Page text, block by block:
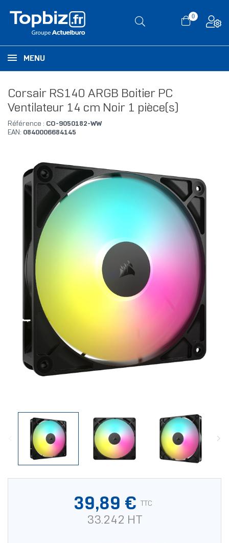
0
MENU
Corsair RS140 ARGB Boitier PC
Ventilateur 14 cm Noir 1 pièce(s)
Référence : CO-9050182-WW
EAN: 0840006684145
39,89 € TTC
33.242 HT